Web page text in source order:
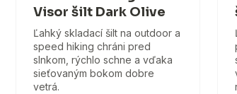
Visor šilt Dark Olive
Ľahký skladací šilt na outdoor a
speed hiking chráni pred
slnkom, rýchlo schne a vďaka
sieťovaným bokom dobre
vetrá.